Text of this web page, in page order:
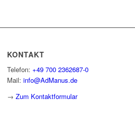
KONTAKT
Telefon: +49 700 2362687-0
Mail: info@AdManus.de
→ Zum Kontaktformular